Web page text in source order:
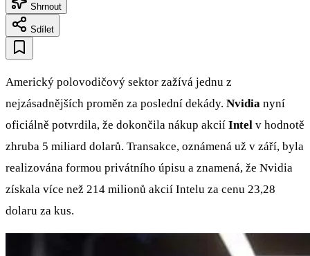
Shrnout
Sdílet
Americký polovodičový sektor zažívá jednu z
nejzásadnějších proměn za poslední dekády. Nvidia nyní
oficiálně potvrdila, že dokončila nákup akcií Intel v hodnotě
zhruba 5 miliard dolarů. Transakce, oznámená už v září, byla
realizována formou privátního úpisu a znamená, že Nvidia
získala více než 214 milionů akcií Intelu za cenu 23,28
dolaru za kus.